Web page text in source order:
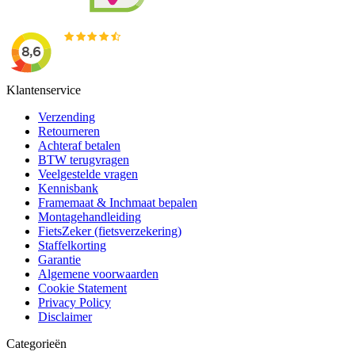
Klantenservice
Verzending
Retourneren
Achteraf betalen
BTW terugvragen
Veelgestelde vragen
Kennisbank
Framemaat & Inchmaat bepalen
Montagehandleiding
FietsZeker (fietsverzekering)
Staffelkorting
Garantie
Algemene voorwaarden
Cookie Statement
Privacy Policy
Disclaimer
Categorieën